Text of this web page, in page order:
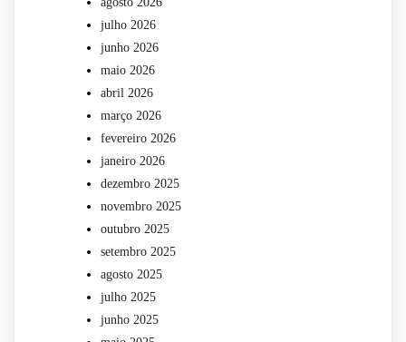
julho 2026
junho 2026
maio 2026
abril 2026
março 2026
fevereiro 2026
janeiro 2026
dezembro 2025
novembro 2025
outubro 2025
setembro 2025
agosto 2025
julho 2025
junho 2025